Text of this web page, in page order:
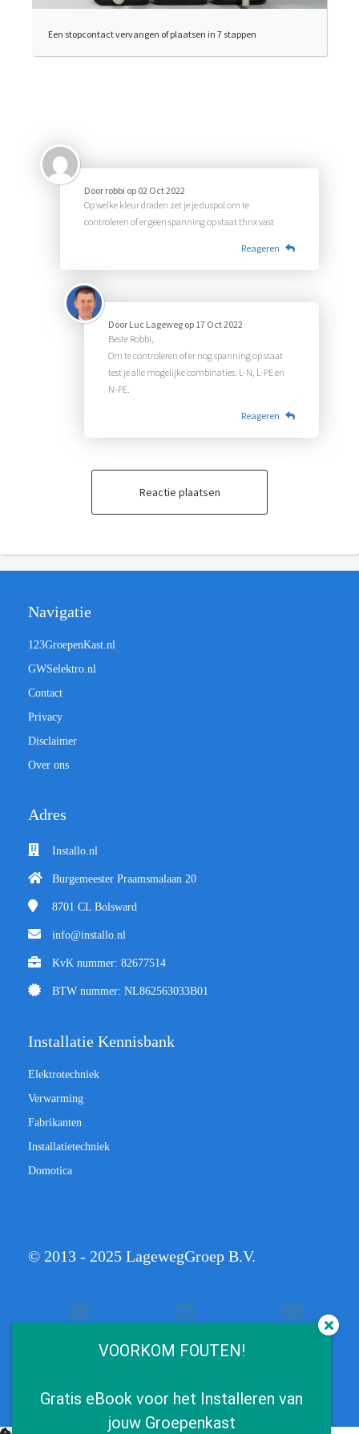
Een stopcontact vervangen of plaatsen in 7 stappen
Door robbi op 02 Oct 2022
Op welke kleur draden zet je je duspol om te
controleren of er geen spanning op staat thnx vast
Reageren
Door Luc Lageweg op 17 Oct 2022
Beste Robbi,
Om te controleren of er nog spanning op staat
test je alle mogelijke combinaties. L-N, L-PE en
N-PE.
Reageren
Reactie plaatsen
Navigatie
123GroepenKast.nl
GWSelektro.nl
Contact
Privacy
Disclaimer
Over ons
Adres
Installo.nl
Burgemeester Praamsmalaan 20
8701 CL Bolsward
info@installo.nl
KvK nummer: 82677514
BTW nummer: NL862563033B01
Installatie Kennisbank
Elektrotechniek
Verwarming
Fabrikanten
Installatietechniek
Domotica
© 2013 - 2025 LagewegGroep B.V.
VOORKOM FOUTEN!
Gratis eBook voor het Installeren van
jouw Groepenkast